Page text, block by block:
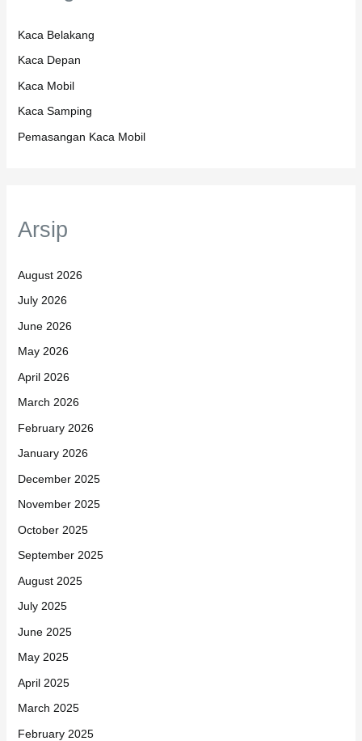
Kaca Belakang
Kaca Depan
Kaca Mobil
Kaca Samping
Pemasangan Kaca Mobil
Arsip
August 2026
July 2026
June 2026
May 2026
April 2026
March 2026
February 2026
January 2026
December 2025
November 2025
October 2025
September 2025
August 2025
July 2025
June 2025
May 2025
April 2025
March 2025
February 2025